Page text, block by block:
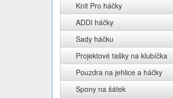
Knit Pro háčky
ADDI háčky
Sady háčku
Projektové tašky na klubíčka
Pouzdra na jehlice a háčky
Spony na šátek